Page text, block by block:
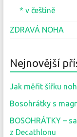
* v češtině
ZDRAVÁ NOHA
Nejnovější
Jak měřit šířku
Bosohrátky s
BOSOHRÁTKY –
z Decathlonu